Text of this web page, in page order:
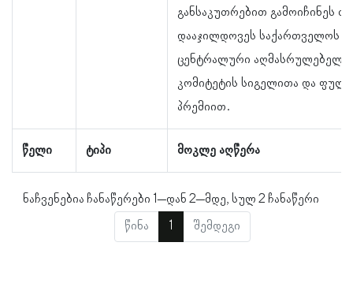
წელი ტიპი მოკლე აღწერა
განსაკუთრებით გამოიჩინეს
დააჯილდოვეს საქართველოს
ცენტრალური აღმასრულებელი
კომიტეტის სიგელითა და
პრემიით.
ნაჩვენებია ჩანაწერები 1–დან 2–მდე, სულ 2 ჩანაწერი
წინა
1 შემდეგი